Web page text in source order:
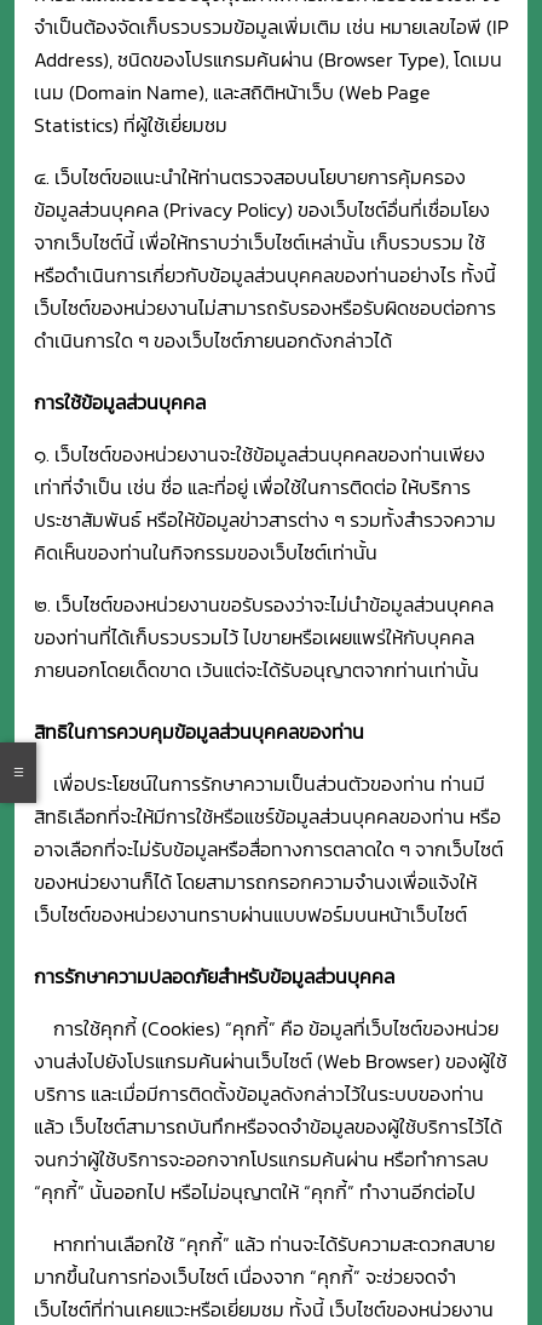
จำเป็นต้องจัดเก็บรวบรวมข้อมูลเพิ่มเติม เช่น หมายเลขไอพี (IP
Address), ชนิดของโปรแกรมค้นผ่าน (Browser Type), โดเมน
เนม (Domain Name), และสถิติหน้าเว็บ (Web Page
Statistics) ที่ผู้ใช้เยี่ยมชม
๔. เว็บไซต์ขอแนะนำให้ท่านตรวจสอบนโยบายการคุ้มครอง
ข้อมูลส่วนบุคคล (Privacy Policy) ของเว็บไซต์อื่นที่เชื่อมโยง
จากเว็บไซต์นี้ เพื่อให้ทราบว่าเว็บไซต์เหล่านั้น เก็บรวบรวม ใช้
หรือดำเนินการเกี่ยวกับข้อมูลส่วนบุคคลของท่านอย่างไร ทั้งนี้
เว็บไซต์ของหน่วยงานไม่สามารถรับรองหรือรับผิดชอบต่อการ
ดำเนินการใด ๆ ของเว็บไซต์ภายนอกดังกล่าวได้
การใช้ข้อมูลส่วนบุคคล
๑. เว็บไซต์ของหน่วยงานจะใช้ข้อมูลส่วนบุคคลของท่านเพียง
เท่าที่จำเป็น เช่น ชื่อ และที่อยู่ เพื่อใช้ในการติดต่อ ให้บริการ
ประชาสัมพันธ์ หรือให้ข้อมูลข่าวสารต่าง ๆ รวมทั้งสำรวจความ
คิดเห็นของท่านในกิจกรรมของเว็บไซต์เท่านั้น
๒. เว็บไซต์ของหน่วยงานขอรับรองว่าจะไม่นำข้อมูลส่วนบุคคล
ของท่านที่ได้เก็บรวบรวมไว้ ไปขายหรือเผยแพร่ให้กับบุคคล
ภายนอกโดยเด็ดขาด เว้นแต่จะได้รับอนุญาตจากท่านเท่านั้น
สิทธิในการควบคุมข้อมูลส่วนบุคคลของท่าน
เพื่อประโยชน์ในการรักษาความเป็นส่วนตัวของท่าน ท่านมี
สิทธิเลือกที่จะให้มีการใช้หรือแชร์ข้อมูลส่วนบุคคลของท่าน หรือ
อาจเลือกที่จะไม่รับข้อมูลหรือสื่อทางการตลาดใด ๆ จากเว็บไซต์
ของหน่วยงานก็ได้ โดยสามารถกรอกความจำนงเพื่อแจ้งให้
เว็บไซต์ของหน่วยงานทราบผ่านแบบฟอร์มบนหน้าเว็บไซต์
การรักษาความปลอดภัยสำหรับข้อมูลส่วนบุคคล
การใช้คุกกี้ (Cookies) “คุกกี้” คือ ข้อมูลที่เว็บไซต์ของหน่วย
งานส่งไปยังโปรแกรมค้นผ่านเว็บไซต์ (Web Browser) ของผู้ใช้
บริการ และเมื่อมีการติดตั้งข้อมูลดังกล่าวไว้ในระบบของท่าน
แล้ว เว็บไซต์สามารถบันทึกหรือจดจำข้อมูลของผู้ใช้บริการไว้ได้
จนกว่าผู้ใช้บริการจะออกจากโปรแกรมค้นผ่าน หรือทำการลบ
“คุกกี้” นั้นออกไป หรือไม่อนุญาตให้ “คุกกี้” ทำงานอีกต่อไป
หากท่านเลือกใช้ “คุกกี้” แล้ว ท่านจะได้รับความสะดวกสบาย
มากขึ้นในการท่องเว็บไซต์ เนื่องจาก “คุกกี้” จะช่วยจดจำ
เว็บไซต์ที่ท่านเคยแวะหรือเยี่ยมชม ทั้งนี้ เว็บไซต์ของหน่วยงาน